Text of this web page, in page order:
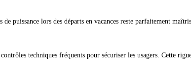
de puissance lors des départs en vacances reste parfaitement
techniques fréquents pour sécuriser les usagers. Cette